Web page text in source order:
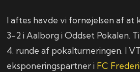
I aftes havde vi fornøjelsen af at
3-2 i Aalborg i Oddset Pokalen.
4. runde af pokalturneringen. I
eksponeringspartner i FC